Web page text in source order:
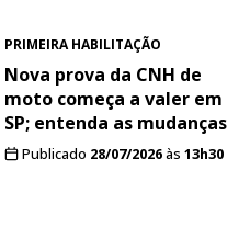
PRIMEIRA HABILITAÇÃO
Nova prova da CNH de
moto começa a valer em
SP; entenda as mudanças
Publicado 28/07/2026às 13h30